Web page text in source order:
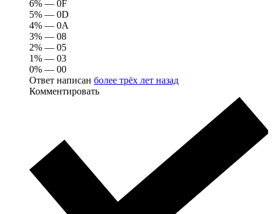
6% — 0F
5% — 0D
4% — 0A
3% — 08
2% — 05
1% — 03
0% — 00
Ответ написан более трёх лет назад
Комментировать